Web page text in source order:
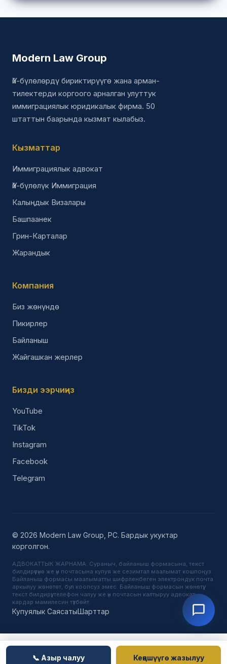
Modern Law Group
Үй-бүлөлөрдү бириктирүүгө жана арман-
тилектерди коргоого арналган улуттук
иммиграциялык юридикалык фирма. 50
штаттын баарында кызмат кылабыз.
Кызматтар
Иммиграциялык адвокат
Үй-бүлөлүк Иммиграция
Калыңдык Визалары
Башпаанек
Грин-Карталар
Жарандык
Компания
Биз жөнүндө
Пикирлер
Байланыш
Жайгашкан жерлер
Бизди ээрчиңиз
YouTube
TikTok
Instagram
Facebook
Telegram
© 2026 Modern Law Group, PC. Бардык укуктар
корголгон.
АДВОКАТТЫК ЖАРНАМА: Сураныч, байланыш формасына, текст
билдирүүсүнө же үн почтасына купуя же сезимтал маалымат кошпоңуз.
Байланыш формасы маалыматты шифрленбеген электрондук почта
аркылуу жөнөтөт, бул коопсуз эмес. Байланыш формасын жөнөтүү,
текст билдирүү, телефон чалуу же үн почтасын калтыруу адвокат-
кардар мамилесин түзбөйт.
Купуялык СаясатыШарттар
📞 Азыр чалуу Кеңешүүгө жазылуу